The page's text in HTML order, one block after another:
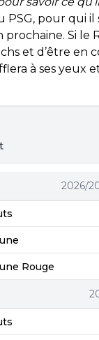
PSG, pour qui il
prochaine. Si le
et d’être en
à ses yeux
2026/
Rouge